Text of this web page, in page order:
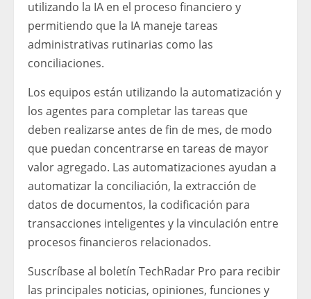
utilizando la IA en el proceso financiero y
permitiendo que la IA maneje tareas
administrativas rutinarias como las
conciliaciones.
Los equipos están utilizando la automatización y
los agentes para completar las tareas que
deben realizarse antes de fin de mes, de modo
que puedan concentrarse en tareas de mayor
valor agregado. Las automatizaciones ayudan a
automatizar la conciliación, la extracción de
datos de documentos, la codificación para
transacciones inteligentes y la vinculación entre
procesos financieros relacionados.
Suscríbase al boletín TechRadar Pro para recibir
las principales noticias, opiniones, funciones y